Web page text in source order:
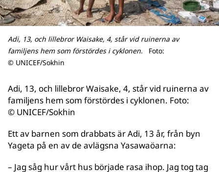
Adi, 13, och lillebror Waisake, 4, står vid ruinerna av
familjens hem som förstördes i cyklonen.
Foto:
© UNICEF/Sokhin
Adi, 13, och lillebror Waisake, 4, står vid ruinerna av
familjens hem som förstördes i cyklonen. Foto:
© UNICEF/Sokhin
Ett av barnen som drabbats är Adi, 13 år, från byn
Yageta på en av de avlägsna Yasawaöarna:
– Jag såg hur vårt hus började rasa ihop. Jag tog tag